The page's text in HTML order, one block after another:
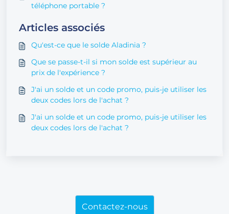
téléphone portable ?
Articles associés
Qu'est-ce que le solde Aladinia ?
Que se passe-t-il si mon solde est supérieur au
prix de l'expérience ?
J'ai un solde et un code promo, puis-je utiliser les
deux codes lors de l'achat ?
J'ai un solde et un code promo, puis-je utiliser les
deux codes lors de l'achat ?
Contactez-nous